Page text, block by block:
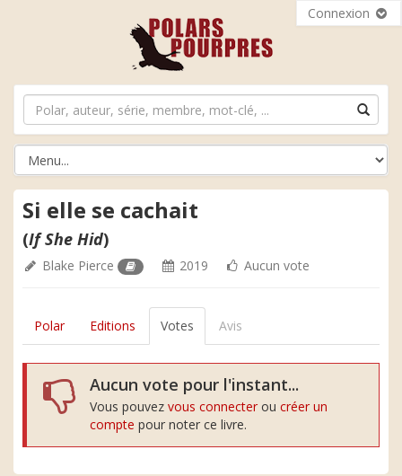
Connexion
Si elle se cachait
(If She Hid)
Blake Pierce 2019 Aucun vote
Polar Editions Votes Avis
Aucun vote pour l'instant...
Vous pouvez vous connecter ou créer un
compte pour noter ce livre.